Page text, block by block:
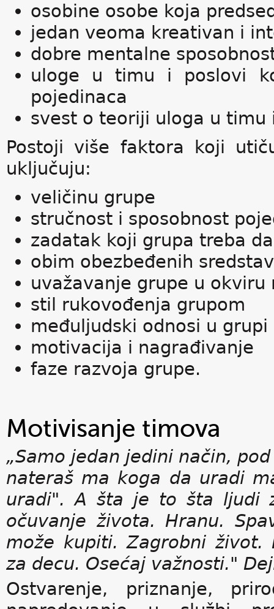
osobine osobe koja
jedan veoma kreativan i
dobre mentalne
uloge u timu i poslovi
pojedinaca
svest o teoriji uloga u
Postoji više faktora koji
uključuju:
veličinu grupe
stručnost i sposobnost
zadatak koji grupa treba
obim obezbeđenih
uvažavanje grupe u okviru
stil rukovođenja grupom
međuljudski odnosi u grupi
motivacija i nagrađivanje
faze razvoja grupe.
Motivisanje timova
„Samo jedan jedini način,
nateraš ma koga da uradi
uradi". A šta je to šta ljudi
očuvanje života. Hranu.
može kupiti. Zagrobni život.
za decu. Osećaj važnosti."
Ostvarenje, priznanje,